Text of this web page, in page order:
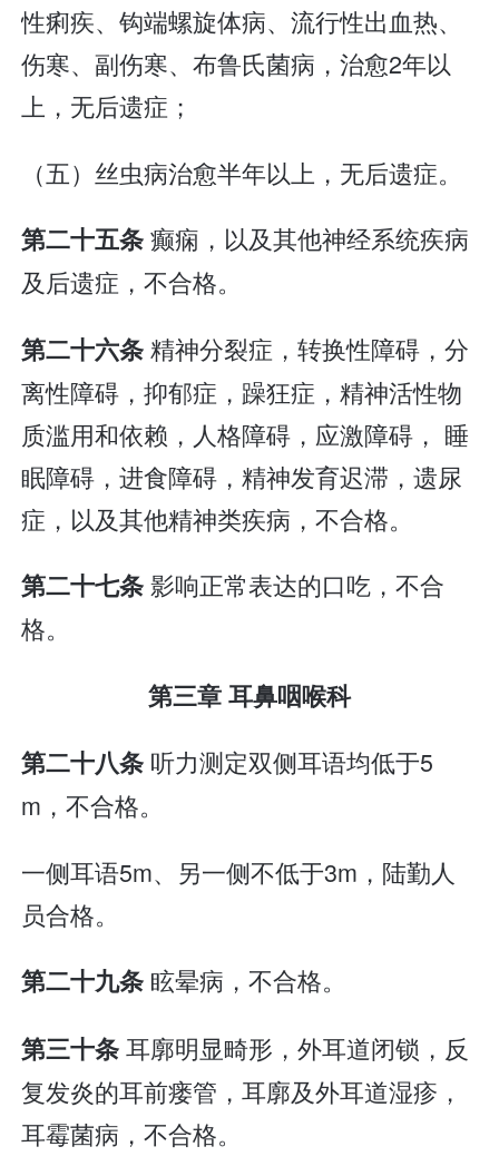
性痢疾、钩端螺旋体病、流行性出血热、
伤寒、副伤寒、布鲁氏菌病，治愈2年以
上，无后遗症；
（五）丝虫病治愈半年以上，无后遗症。
第二十五条癫痫，以及其他神经系统疾病
及后遗症，不合格。
第二十六条精神分裂症，转换性障碍，分
离性障碍，抑郁症，躁狂症，精神活性物
质滥用和依赖，人格障碍，应激障碍， 睡
眠障碍，进食障碍，精神发育迟滞，遗尿
症，以及其他精神类疾病，不合格。
第二十七条影响正常表达的口吃，不合
格。
第三章 耳鼻咽喉科
第二十八条 听力测定双侧耳语均低于5
m，不合格。
一侧耳语5m、另一侧不低于3m，陆勤人
员合格。
第二十九条 眩晕病，不合格。
第三十条耳廓明显畸形，外耳道闭锁，反
复发炎的耳前瘘管，耳廓及外耳道湿疹，
耳霉菌病，不合格。